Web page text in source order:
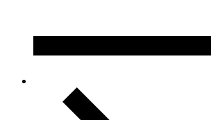
Etro
Ex Nihilo
Faconnable